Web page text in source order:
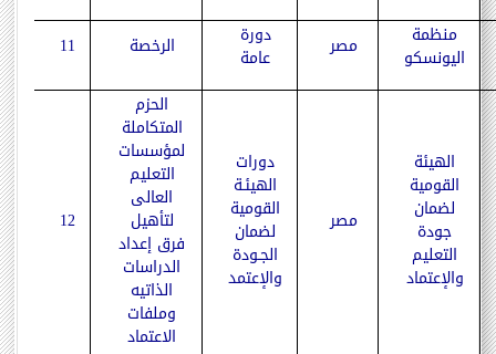
منظمة
اليونسكو مصر دورة
عامة الرخصة 11
الهيئة
القومية
لضمان
جودة
التعليم
والإعتماد
مصر
دورات
الهيئـة
القومية
لضمان
الجـودة
والإعتمد
الحزم
المتكاملة
لمؤسسات
التعليم
العالى
لتأهيل
فرق إعداد
الدراسات
الذاتيه
وملفات
الاعتماد
12